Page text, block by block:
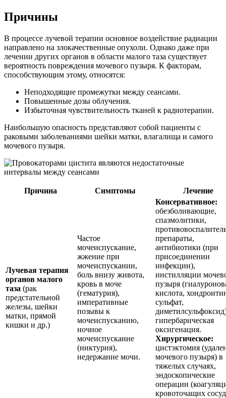
Причины
В процессе лучевой терапии основное воздействие радиации
направлено на злокачественные опухоли. Однако даже при
лечении других органов в области малого таза существует
вероятность повреждения мочевого пузыря. К факторам,
способствующим этому, относятся:
Неподходящие промежутки между сеансами.
Повышенные дозы облучения.
Избыточная чувствительность тканей к радиотерапии.
Наибольшую опасность представляют собой пациенты с
раковыми заболеваниями шейки матки, влагалища и самого
мочевого пузыря.
Причина Симптомы Лечение
Лучевая терапия
органов малого
таза (рак
предстательной
железы, шейки
матки, прямой
кишки и др.)
Частое
мочеиспускание,
жжение при
мочеиспускании,
боль внизу живота,
кровь в моче
(гематурия),
императивные
позывы к
мочеиспусканию,
ночное
мочеиспускание
(никтурия),
недержание мочи.
Консервативное:
обезболивающие,
спазмолитики,
препараты,
антибиотики (при
присоединении
инфекции),
инстилляции
пузыря
кислота,
сульфат,
гипербарическая
оксигенация.
Хирургическое:
цистэктомия
мочевого пузыря) в
тяжелых случаях,
эндоскопические
операции
кровоточащих